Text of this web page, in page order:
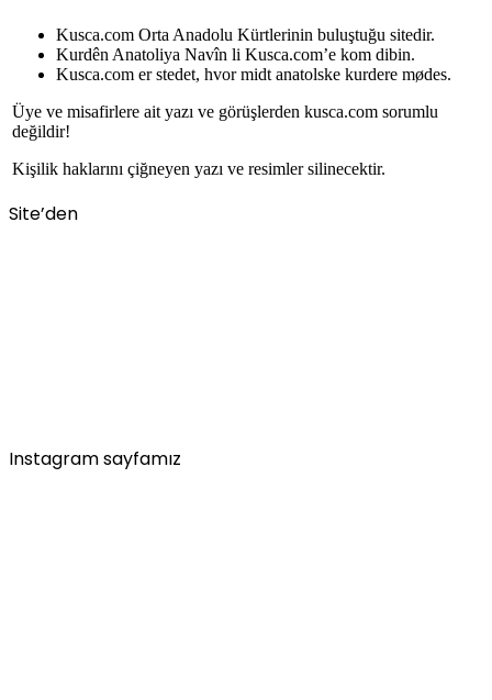
Kusca.com Orta Anadolu Kürtlerinin buluştuğu sitedir.
Kurdên Anatoliya Navîn li Kusca.com’e kom dibin.
Kusca.com er stedet, hvor midt anatolske kurdere mødes.
Üye ve misafirlere ait yazı ve görüşlerden kusca.com sorumlu
değildir!
Kişilik haklarını çiğneyen yazı ve resimler silinecektir.
Site’den
Instagram sayfamız